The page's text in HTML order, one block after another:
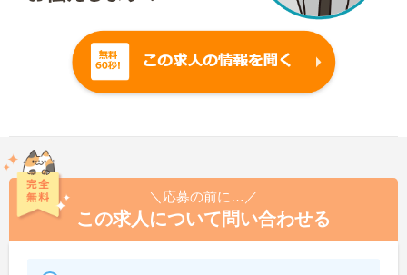
＼応募の前に…／
この求人について問い合わせる